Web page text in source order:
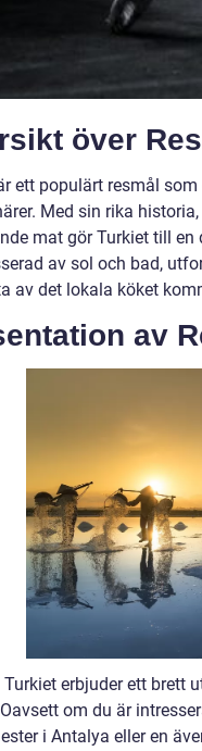
över
ett populärt resmål
Med sin rika
mat gör Turkiet till
av sol och bad,
av det lokala köket
av
Turkiet erbjuder ett brett
om du är
i Antalya eller en